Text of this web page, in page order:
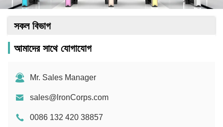
সকল বিভাগ
আমাদের সাথে যোগাযোগ
Mr. Sales Manager
sales@lronCorps.com
0086 132 420 38857